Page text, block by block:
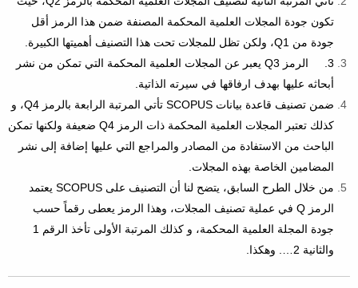
تكون جودة المجلات العلمية المحكمة المصنفة ضمن هذا الرمز أقل
جودة من Q1، ولكن تظل للمجلات تحت هذا التصنيف أهميتها الكبيرة.
3. الرمز Q3 يعبر عن المجلات العلمية المحكمة التي تمكن من نشر
أبحاثه عليها بهدف ارفاقها في سيرته الذاتية.
ضمن تصنيف قاعدة بيانات SCOPUS تأتي المرتبة الرابعة بالرمز Q4، و
كذلك تعتبر المجلات العلمية المحكمة ذات الرمز Q4 ضعيفة ولكنها تمكن
الباحث من الاستفادة من المصادر والمراجع التي عليها إضافة إلى نشر
المضامين الخاصة بهذه المجلات.
من خلال الطرح السابق، يتضح لنا أن التصنيف على SCOPUS يعتمد
الرمز Q في عملية تصنيف المجلات، وهذا الرمز يعطى رقماً حسب
جودة المجلة العلمية المحكمة، و كذلك المرتبة الأولى تأخذ الرقم 1
والثانية 2…. وهكذا.